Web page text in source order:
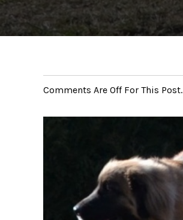
Comments Are Off For This Post.